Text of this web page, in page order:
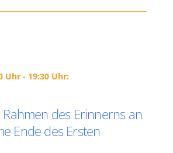
Uhr - 19:30 Uhr:
des Erinnerns an
Ende des Ersten